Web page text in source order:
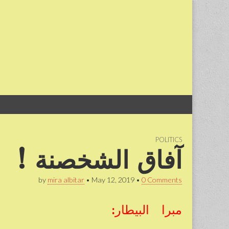
menu
POLITICS
آفاق الشخصنة !
by mira albitar • May 12, 2019 • 0 Comments
مبرا البيطار: